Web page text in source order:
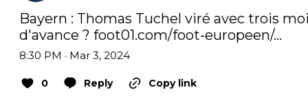
Bayern : Thomas Tuchel viré avec trois
d'avance ? foot01.com/foot-europeen/…
8:30 PM · Mar 3, 2024
0 Reply
Copy link